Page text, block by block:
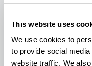
This website uses
We use cookies to
to provide social
website traffic. We
zurückgegangen
kanadischen
veröffentlicht